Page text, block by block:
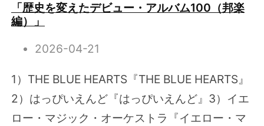
「歴史を変えたデビュー・アルバム100（邦楽
編）」
2026-04-21
1）THE BLUE HEARTS『THE BLUE HEARTS』
2）はっぴいえんど『はっぴいえんど』3）イエ
ロー・マジック・オーケストラ『イエロー・マ